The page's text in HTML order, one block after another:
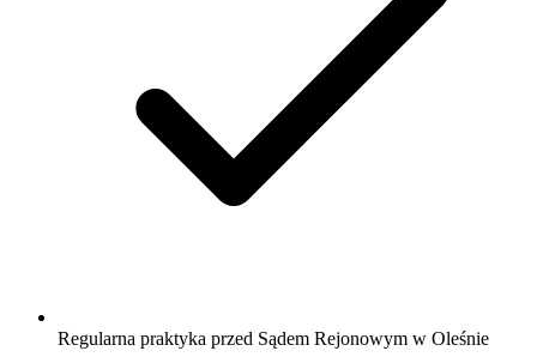
Regularna praktyka przed Sądem Rejonowym w Oleśnie